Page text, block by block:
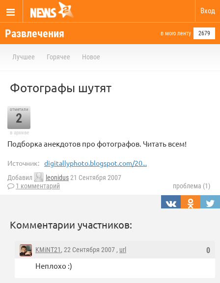
Вход
Развлечения в мою ленту 2679
Лучшее Горячее Новое
Фотографы шутят
отметили
2
в архиве
Подборка анекдотов про фотографов. Читать всем!
Источник: digitallyphoto.blogspot.com/20...
Добавил leonidus21 Сентября 2007
1 комментарий
проблема (1)
Комментарии участников:
0
KMiNT21, 22 Сентября 2007 , url
Неплохо :)